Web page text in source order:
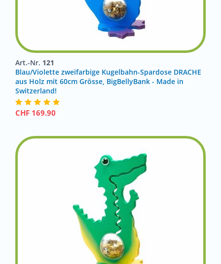
Art.-Nr. 121
Blau/Violette zweifarbige Kugelbahn-Spardose DRACHE
aus Holz mit 60cm Grösse, BigBellyBank - Made in
Switzerland!
CHF 169.90